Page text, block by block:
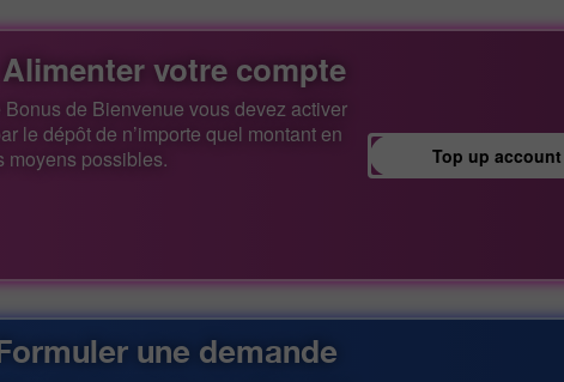
votre compte
de Bienvenue vous devez activer
le dépôt de n’importe quel montant en
moyens possibles.
Top up account
une demande